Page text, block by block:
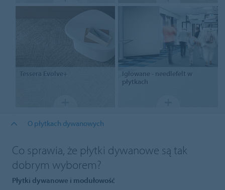
Tessera Evolve+ Igłowane - needlefelt w
płytkach
O płytkach dywanowych
Co sprawia, że płytki dywanowe są tak
dobrym wyborem?
Płytki dywanowe i modułowość